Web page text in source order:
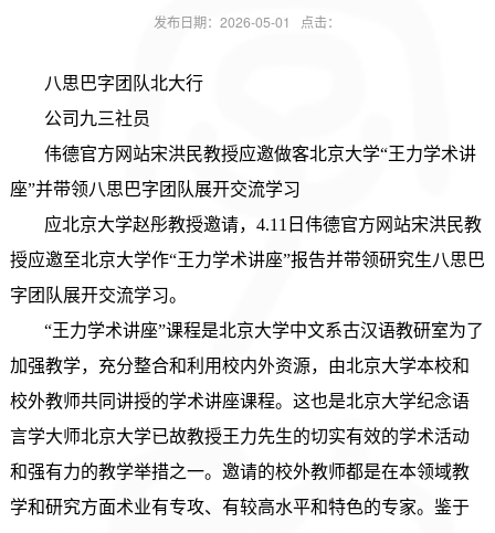
发布日期：2026-05-01 点击：
八思巴字团队北大行
公司九三社员
伟德官方网站宋洪民教授应邀做客北京大学“王力学术讲
座”并带领八思巴字团队展开交流学习
应北京大学赵彤教授邀请，4.11日伟德官方网站宋洪民教
授应邀至北京大学作“王力学术讲座”报告并带领研究生八思巴
字团队展开交流学习。
“王力学术讲座”课程是北京大学中文系古汉语教研室为了
加强教学，充分整合和利用校内外资源，由北京大学本校和
校外教师共同讲授的学术讲座课程。这也是北京大学纪念语
言学大师北京大学已故教授王力先生的切实有效的学术活动
和强有力的教学举措之一。邀请的校外教师都是在本领域教
学和研究方面术业有专攻、有较高水平和特色的专家。鉴于